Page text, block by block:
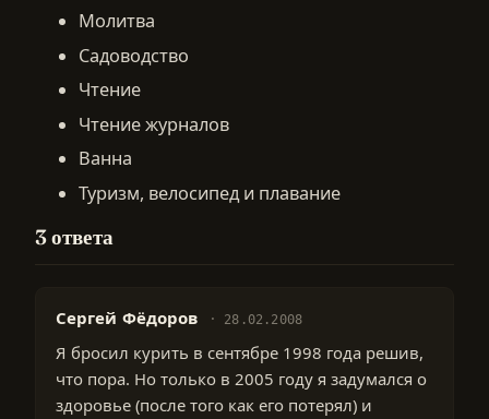
Молитва
Садоводство
Чтение
Чтение журналов
Ванна
Туризм, велосипед и плавание
3 ответа
Сергей Фёдоров 28.02.2008
Я бросил курить в сентябре 1998 года решив,
что пора. Но только в 2005 году я задумался о
здоровье (после того как его потерял) и